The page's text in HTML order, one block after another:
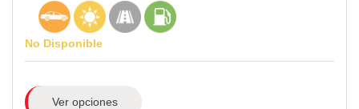
No Disponible
Ver opciones